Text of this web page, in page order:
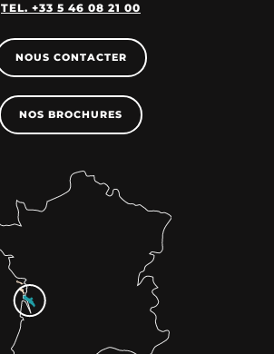
TEL. +33 5 46 08 21 00
NOUS CONTACTER
NOS BROCHURES